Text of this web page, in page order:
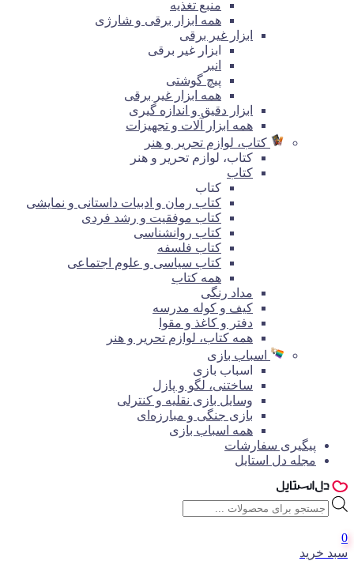
منبع تغذیه
همه ابزار برقی و شارژی
ابزار غیر برقی
ابزار غیر برقی
انبر
پیچ گوشتی
همه ابزار غیر برقی
ابزار دقیق و اندازه گیری
همه ابزار آلات و تجهیزات
کتاب، لوازم تحریر و هنر
کتاب، لوازم تحریر و هنر
کتاب
کتاب
کتاب رمان و ادبیات داستانی و نمایشی
کتاب موفقیت و رشد فردی
کتاب روانشناسی
کتاب فلسفه
کتاب سیاسی و علوم اجتماعی
همه کتاب
مداد رنگی
کیف و کوله مدرسه
دفتر و کاغذ و مقوا
همه کتاب، لوازم تحریر و هنر
اسباب بازی
اسباب بازی
ساختنی، لگو و پازل
وسایل بازی نقلیه و کنترلی
بازی جنگی و مبارزه‌ای
همه اسباب بازی
پیگیری سفارشات
مجله دل استایل
جستجوی
محصولات
0
سبد خرید